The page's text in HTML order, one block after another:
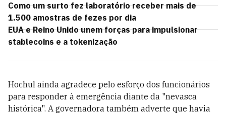
Como um surto fez laboratório receber mais de
1.500 amostras de fezes por dia
EUA e Reino Unido unem forças para impulsionar
stablecoins e a tokenização
Hochul ainda agradece pelo esforço dos funcionários
para responder à emergência diante da "nevasca
histórica". A governadora também adverte que havia